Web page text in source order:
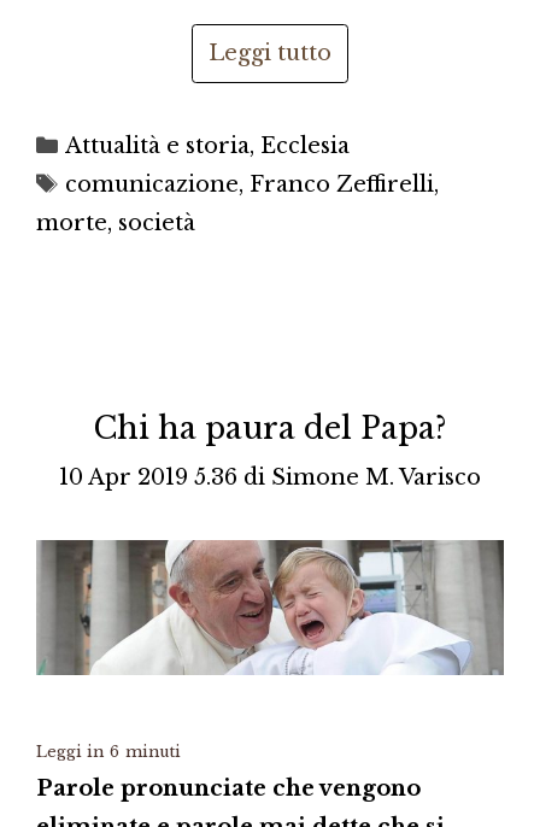
Leggi tutto
Categorie
Attualità e storia, Ecclesia
Tag
comunicazione, Franco Zeffirelli,
morte, società
Chi ha paura del Papa?
10 Apr 2019 5.36 di Simone M. Varisco
Leggi in 6 minuti
Parole pronunciate che vengono